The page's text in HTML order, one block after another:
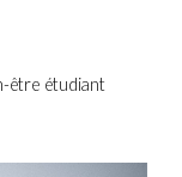
être étudiant